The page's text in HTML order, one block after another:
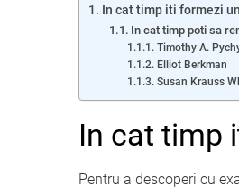
In cat timp iti formezi
In cat timp poti sa
Timothy A.
Elliot Berkman
Susan Krauss
In cat timp
Pentru a descoperi cu